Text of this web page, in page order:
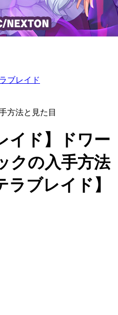
ブレイド
方法と見た目
イド】ドワー
クの入手方法
ラブレイド】